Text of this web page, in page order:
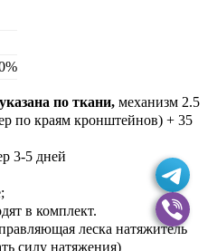
по ткани,механизм 2.5
по краям кронштейнов) + 35
3-5 дней
в комплект.
леска натяжитель
силу натяжения)